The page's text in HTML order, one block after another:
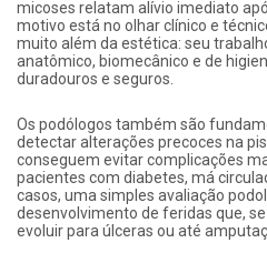
micoses relatam alívio imediato
motivo está no olhar clínico e
muito além da estética: seu
anatômico, biomecânico e de
duradouros e seguros.
Os podólogos também são
detectar alterações precoces na
conseguem evitar complicações
pacientes com diabetes, má
casos, uma simples avaliação
desenvolvimento de feridas que,
evoluir para úlceras ou até